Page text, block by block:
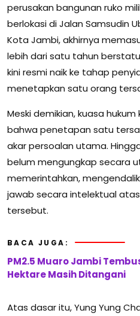
perusakan bangunan ruko
berlokasi di Jalan Samsudin
Kota Jambi, akhirnya
lebih dari satu tahun
kini resmi naik ke tahap
menetapkan satu orang
Meski demikian, kuasa
bahwa penetapan satu
akar persoalan utama.
belum mengungkap secara
memerintahkan,
jawab secara intelektual
tersebut.
BACA JUGA:
PM2.5 Muaro Jambi
Hektare Masih Ditangani
Atas dasar itu, Yung Yung